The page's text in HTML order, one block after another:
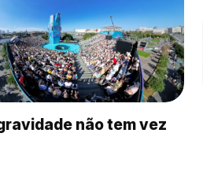
não tem vez